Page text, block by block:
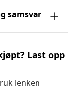
samsvar
Last opp
lenken